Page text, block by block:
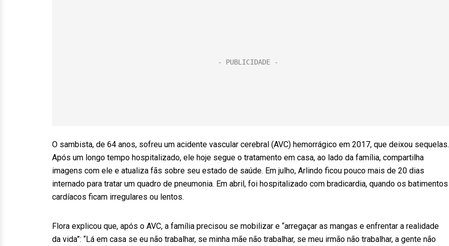
O sambista, de 64 anos, sofreu um acidente vascular cerebral (AVC) hemorrágico em 2017, que deixou sequelas.
Após um longo tempo hospitalizado, ele hoje segue o tratamento em casa, ao lado da família, compartilha
imagens com ele e atualiza fãs sobre seu estado de saúde. Em julho, Arlindo ficou pouco mais de 20 dias
internado para tratar um quadro de pneumonia. Em abril, foi hospitalizado com bradicardia, quando os batimentos
cardíacos ficam irregulares ou lentos.
Flora explicou que, após o AVC, a família precisou se mobilizar e “arregaçar as mangas e enfrentar a realidade
da vida”: “Lá em casa se eu não trabalhar, se minha mãe não trabalhar, se meu irmão não trabalhar, a gente não